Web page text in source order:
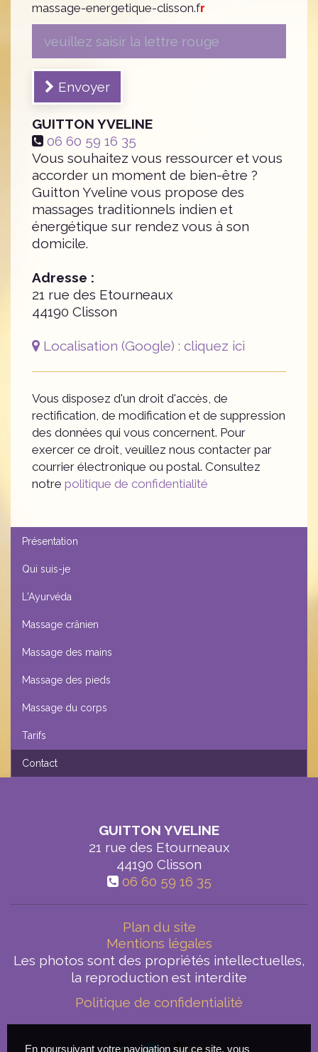
massage-energetique-clisson.fr
Envoyer
GUITTON YVELINE
06 60 59 16 35
Vous souhaitez vous ressourcer et vous
accorder un moment de bien-être ?
Guitton Yveline vous propose des
massages traditionnels indien et
énergétique sur rendez vous à son
domicile.
Adresse :
21 rue des Etourneaux
44190 Clisson
Localisation (Google) : cliquez ici
Vous disposez d'un droit d'accès, de
rectification, de modification et de suppression
des données qui vous concernent. Pour
exercer ce droit, veuillez nous contacter par
courrier électronique ou postal. Consultez
notre politique de confidentialité
Présentation
Qui suis-je
L'Ayurvéda
Massage crânien
Massage des mains
Massage des pieds
Massage du corps
Tarifs
Contact
GUITTON YVELINE
21 rue des Etourneaux
44190 Clisson
06 60 59 16 35
Plan du site
Mentions légales
Les photos sont des propriétés intellectuelles,
la reproduction est interdite
Politique de confidentialité
En poursuivant votre navigation sur ce site, vous